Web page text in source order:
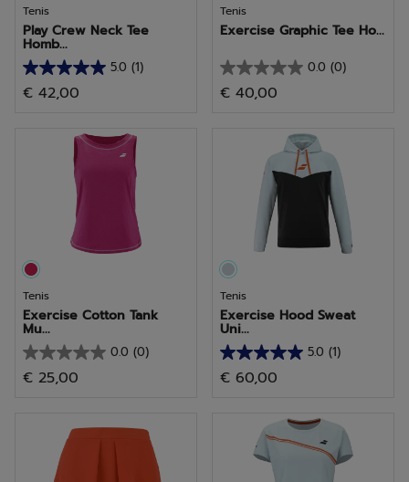
Tenis
Play Crew Neck Tee
Homb...
5.0 (1)
5.0
de
estrellas.
€ 42,00
Tenis
Exercise Graphic Tee Ho...
0.0 (0)
0.0
de
estrellas.
€ 40,00
Tenis
Exercise Cotton Tank
Mu...
0.0 (0)
0.0
de
estrellas.
€ 25,00
Tenis
Exercise Hood Sweat
Uni...
5.0 (1)
5.0
de
estrellas.
€ 60,00